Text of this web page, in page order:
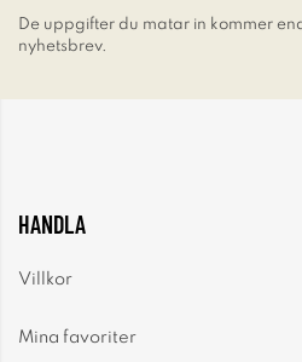
De uppgifter du matar in kommer
nyhetsbrev.
HANDLA
Villkor
Mina favoriter